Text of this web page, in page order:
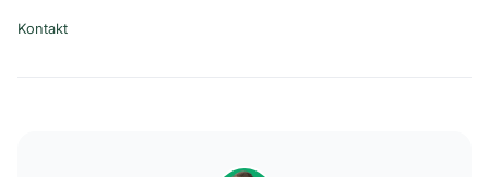
Kontakt